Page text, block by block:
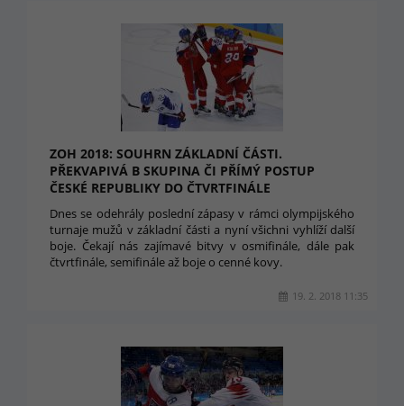
ZOH 2018: SOUHRN ZÁKLADNÍ ČÁSTI.
PŘEKVAPIVÁ B SKUPINA ČI PŘÍMÝ POSTUP
ČESKÉ REPUBLIKY DO ČTVRTFINÁLE
Dnes se odehrály poslední zápasy v rámci olympijského
turnaje mužů v základní části a nyní všichni vyhlíží další
boje. Čekají nás zajímavé bitvy v osmifinále, dále pak
čtvrtfinále, semifinále až boje o cenné kovy.
19. 2. 2018 11:35